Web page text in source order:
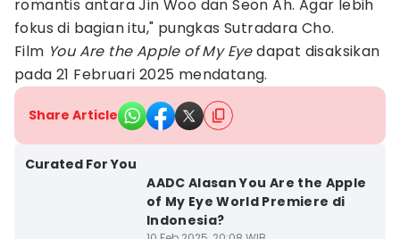
romantis antara Jin Woo dan Seon Ah. Agar lebih
fokus di bagian itu," pungkas Sutradara Cho.
Film You Are the Apple of My Eyedapat disaksikan
pada 21 Februari 2025 mendatang.
Share Article
Curated For You
⁠AADC Alasan You Are the Apple
of My Eye World Premiere di
Indonesia?